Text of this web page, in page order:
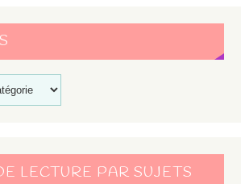
LECTURE PAR SUJETS